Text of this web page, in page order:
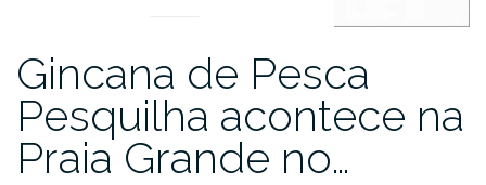
Gincana de Pesca
Pesquilha acontece na
Praia Grande no…